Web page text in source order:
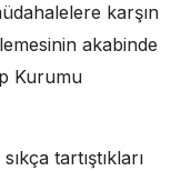
karşın
akabinde
Kurumu
tartıştıkları